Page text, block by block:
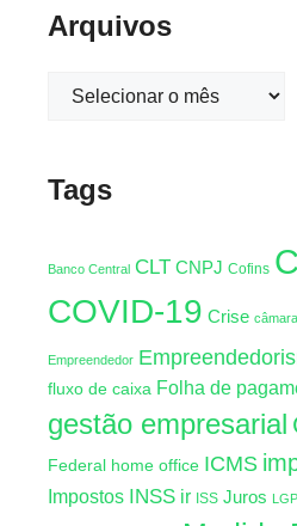
Arquivos
Tags
Banco Central CLT CNPJ Cofins
COVID-19 Crise
Empreendedor
fluxo de caixa Folha de
gestão empresarial
Federal home office ICMS
Impostos INSS ir ISS Juros